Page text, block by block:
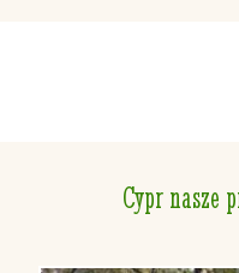
Cypr nasze